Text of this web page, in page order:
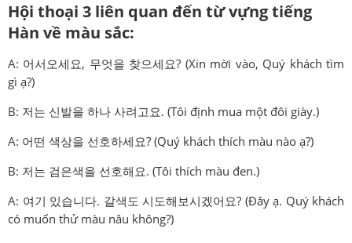
Hội thoại 3 liên quan đến từ vựng tiếng
Hàn về màu sắc:
A: 어서오세요, 무엇을 찾으세요? (Xin mời vào, Quý khách tìm
gì ạ?)
B: 저는 신발을 하나 사려고요. (Tôi định mua một đôi giày.)
A: 어떤 색상을 선호하세요? (Quý khách thích màu nào ạ?)
B: 저는 검은색을 선호해요. (Tôi thích màu đen.)
A: 여기 있습니다. 갈색도 시도해보시겠어요? (Đây ạ. Quý khách
có muốn thử màu nâu không?)